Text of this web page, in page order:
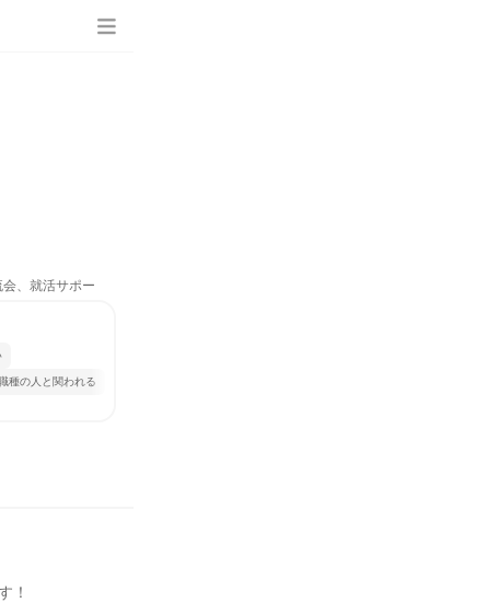
、就活サポー
種の人と関われる
！